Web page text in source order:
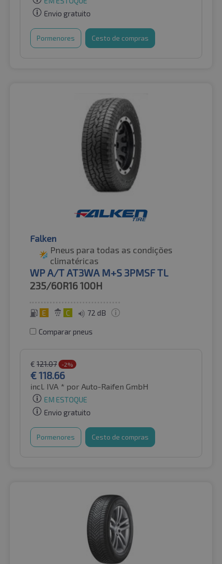
Envio gratuito
Pormenores Cesto de compras
Falken
Pneus para todas as condições
climatéricas
WP A/T AT3WA M+S 3PMSF TL
235/60R16100H
E C 72 dB
Comparar pneus
€ 121.07 -2%
€118.66
incl. IVA * por Auto-Raifen GmbH
EM ESTOQUE
Envio gratuito
Pormenores Cesto de compras